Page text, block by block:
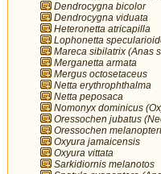
Dendrocygna bicolor
Dendrocygna viduata
Heteronetta atricapilla
Lophonetta
Mareca sibilatrix (Anas
Merganetta armata
Mergus octosetaceus
Netta erythrophthalma
Netta peposaca
Nomonyx dominicus
Oressochen jubatus
Oressochen
Oxyura jamaicensis
Oxyura vittata
Sarkidiornis melanotos